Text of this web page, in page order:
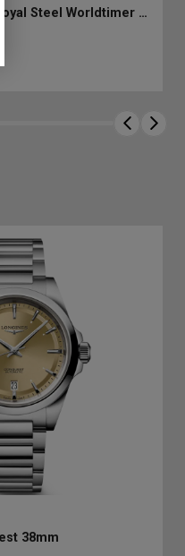
Sjöö Sandström Royal Steel Worldtimer 41mm
38mm